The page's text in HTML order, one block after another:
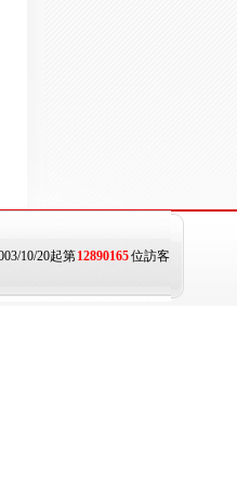
10/20起第12890165位訪客